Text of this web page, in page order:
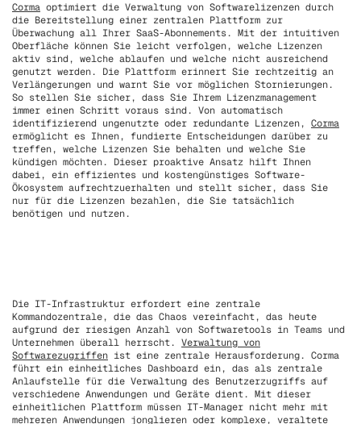
Corma optimiert die Verwaltung von Softwarelizenzen durch
die Bereitstellung einer zentralen Plattform zur
Überwachung all Ihrer SaaS-Abonnements. Mit der intuitiven
Oberfläche können Sie leicht verfolgen, welche Lizenzen
aktiv sind, welche ablaufen und welche nicht ausreichend
genutzt werden. Die Plattform erinnert Sie rechtzeitig an
Verlängerungen und warnt Sie vor möglichen Stornierungen.
So stellen Sie sicher, dass Sie Ihrem Lizenzmanagement
immer einen Schritt voraus sind. Von automatisch
identifizierend ungenutzte oder redundante Lizenzen, Corma
ermöglicht es Ihnen, fundierte Entscheidungen darüber zu
treffen, welche Lizenzen Sie behalten und welche Sie
kündigen möchten. Dieser proaktive Ansatz hilft Ihnen
dabei, ein effizientes und kostengünstiges Software-
Ökosystem aufrechtzuerhalten und stellt sicher, dass Sie
nur für die Lizenzen bezahlen, die Sie tatsächlich
benötigen und nutzen.
Die IT-Infrastruktur erfordert eine zentrale
Kommandozentrale, die das Chaos vereinfacht, das heute
aufgrund der riesigen Anzahl von Softwaretools in Teams und
Unternehmen überall herrscht. Verwaltung von
Softwarezugriffen ist eine zentrale Herausforderung. Corma
führt ein einheitliches Dashboard ein, das als zentrale
Anlaufstelle für die Verwaltung des Benutzerzugriffs auf
verschiedene Anwendungen und Geräte dient. Mit dieser
einheitlichen Plattform müssen IT-Manager nicht mehr mit
mehreren Anwendungen jonglieren oder komplexe, veraltete